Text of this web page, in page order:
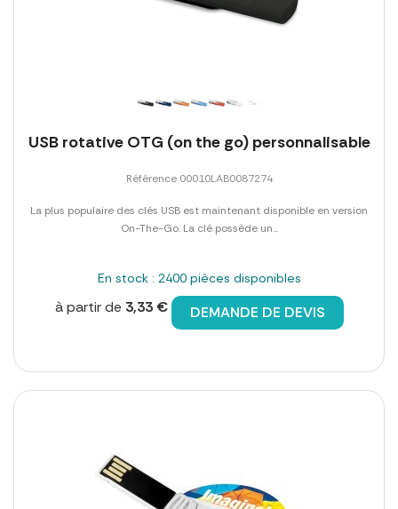
USB rotative OTG (on the go) personnalisable
Référence 00010LAB0087274
La plus populaire des clés USB est maintenant disponible en version
On-The-Go. La clé possède un...
En stock : 2400 pièces disponibles
à partir de 3,33 € DEMANDE DE DEVIS